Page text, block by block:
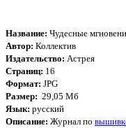
Название: Чудесные
Автор: Коллектив
Издательство: Астрея
Страниц: 16
Формат: JPG
Размер: 29,05 Мб
Язык: русский
Описание: Журнал по